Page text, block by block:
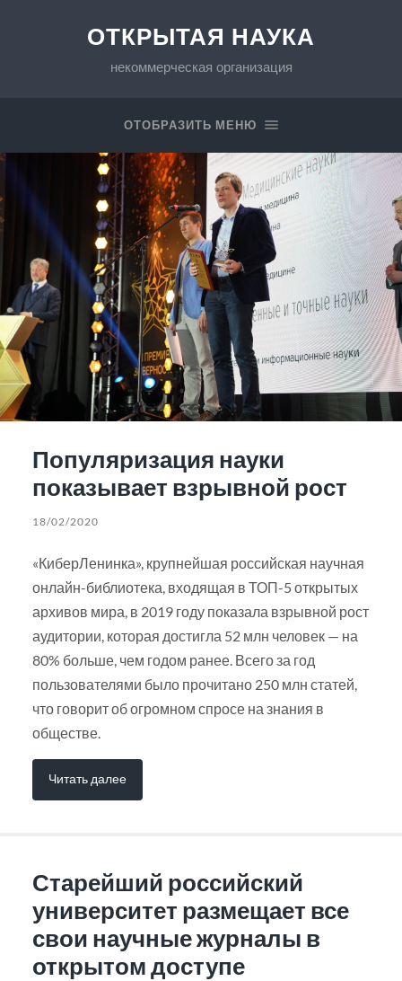
ОТКРЫТАЯ НАУКА
некоммерческая организация
ОТОБРАЗИТЬ МЕНЮ
Популяризация науки
показывает взрывной рост
18/02/2020
«КиберЛенинка», крупнейшая российская научная
онлайн-библиотека, входящая в ТОП-5 открытых
архивов мира, в 2019 году показала взрывной рост
аудитории, которая достигла 52 млн человек — на
80% больше, чем годом ранее. Всего за год
пользователями было прочитано 250 млн статей,
что говорит об огромном спросе на знания в
обществе.
Читать далее
Старейший российский
университет размещает все
свои научные журналы в
открытом доступе